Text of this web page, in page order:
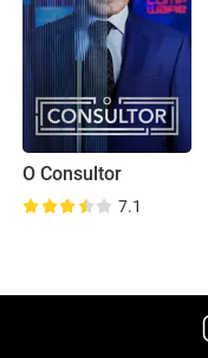
O Consultor
7.1